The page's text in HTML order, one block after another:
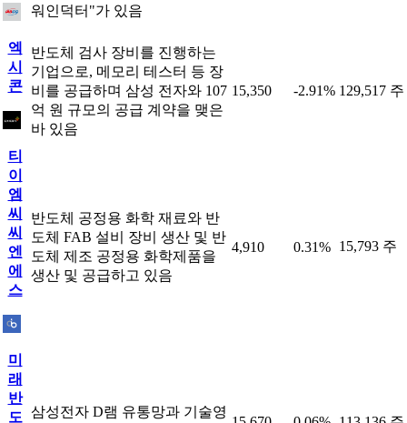
워인덕터"가 있음
엑
시
콘
반도체 검사 장비를 진행하는
기업으로, 메모리 테스터 등 장
비를 공급하며 삼성 전자와 107
억 원 규모의 공급 계약을 맺은
바 있음
15,350 -2.91% 129,517 주
티
이
엠
씨
씨
엔
에
스
반도체 공정용 화학 재료와 반
도체 FAB 설비 장비 생산 및 반
도체 제조 공정용 화학제품을
생산 및 공급하고 있음
4,910 0.31% 15,793 주
미
래
반
도 삼성전자 D램 유통망과 기술영